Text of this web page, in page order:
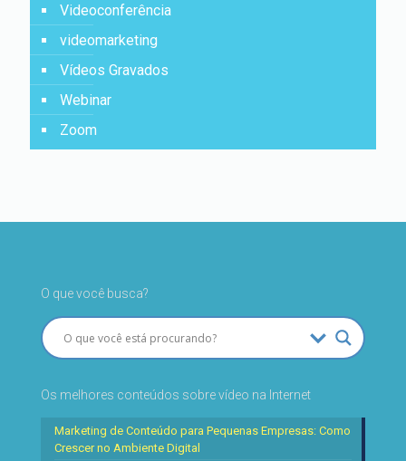
Videoconferência
videomarketing
Vídeos Gravados
Webinar
Zoom
O que você busca?
Os melhores conteúdos sobre vídeo na Internet
Marketing de Conteúdo para Pequenas Empresas: Como
Crescer no Ambiente Digital